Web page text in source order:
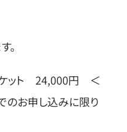
。
ット 24,000円 ＜
のお申し込みに限り